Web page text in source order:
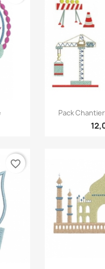

Pack
favorite_border